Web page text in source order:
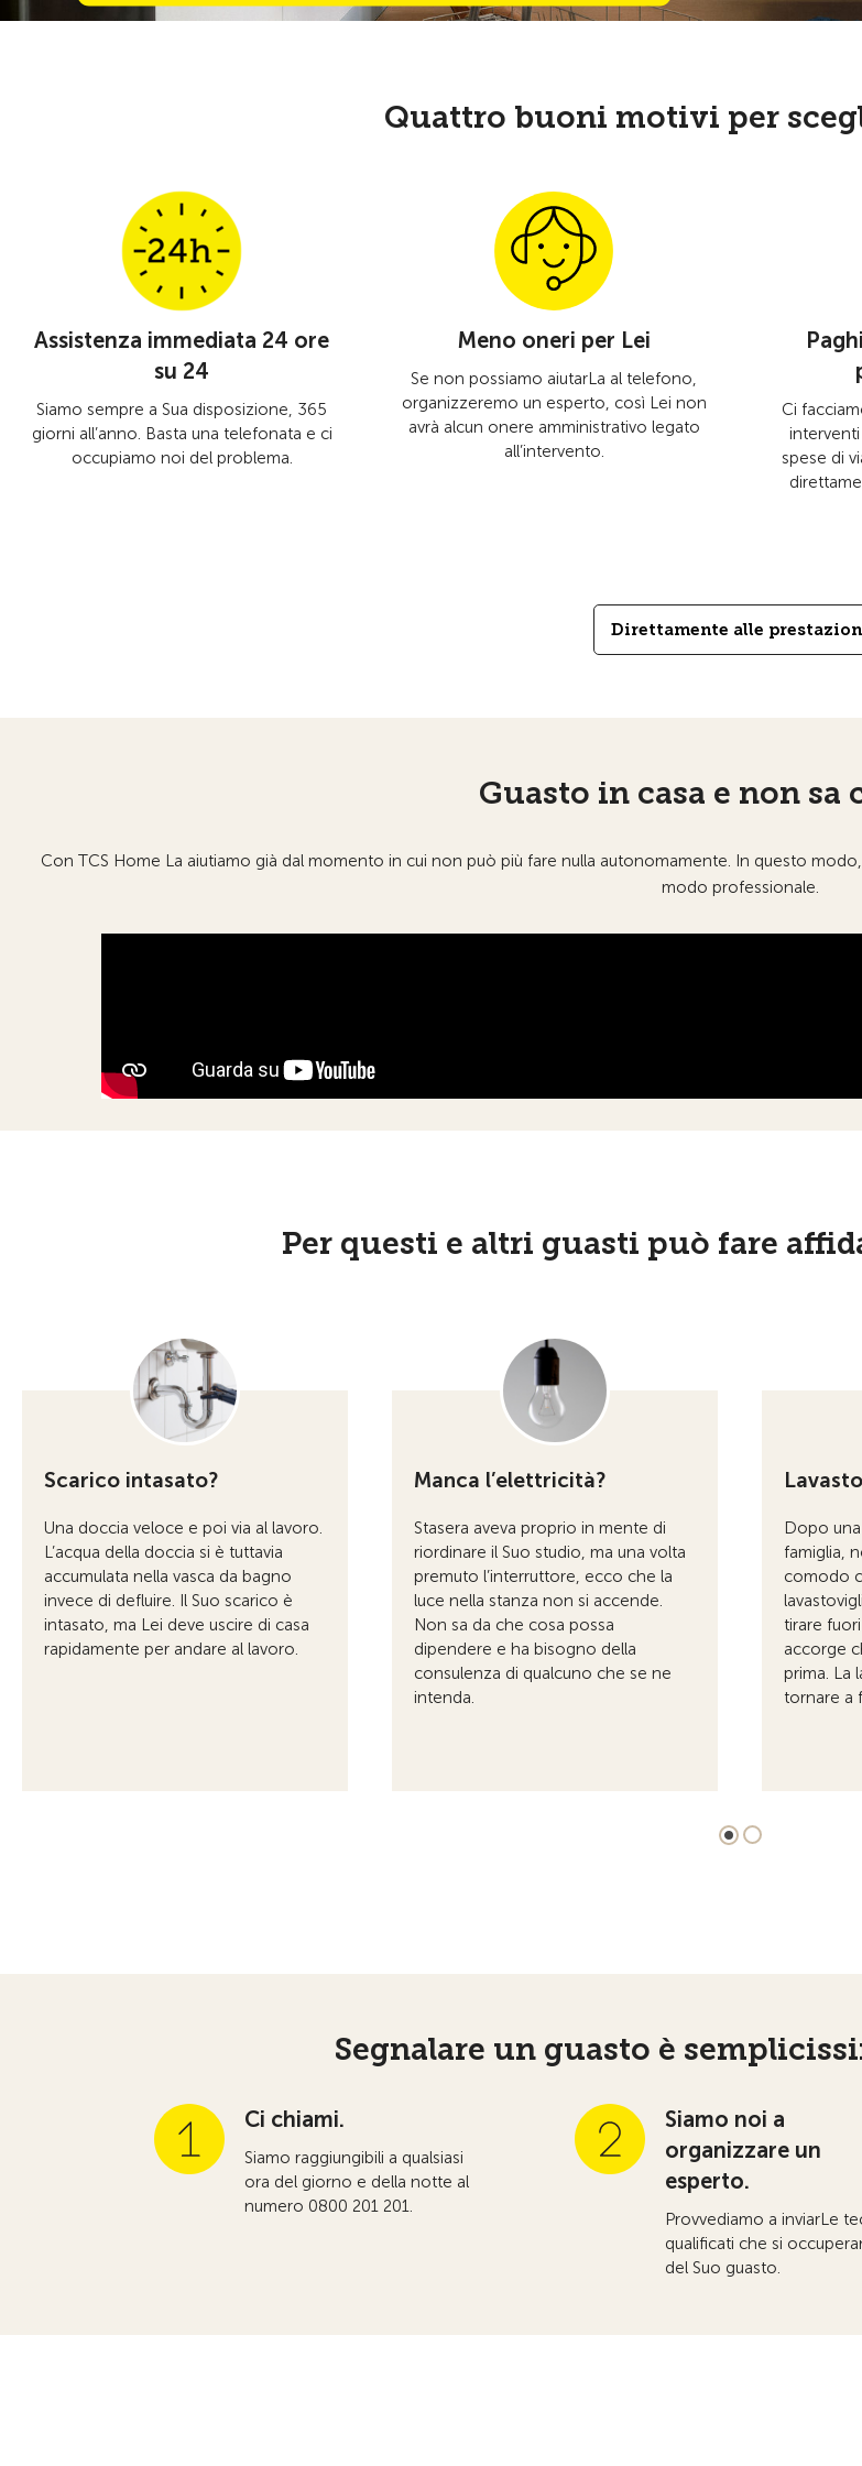
Quattro buoni motivi per
Assistenza immediata 24 ore
su 24
Siamo sempre a Sua disposizione, 365
giorni all’anno. Basta una telefonata e ci
occupiamo noi del problema.
Meno oneri per Lei
Se non possiamo aiutarLa al telefono,
organizzeremo un esperto, così Lei non
avrà alcun onere amministrativo legato
all’intervento.
Ci
interventi
spese di
Direttamente alle
Guasto in casa e non sa
Con TCS Home La aiutiamo già dal momento in cui non può più fare nulla autonomamente. In questo
modo professionale.
Per questi e altri guasti può fare
Scarico intasato?
Una doccia veloce e poi via al lavoro.
L’acqua della doccia si è tuttavia
accumulata nella vasca da bagno
invece di defluire. Il Suo scarico è
intasato, ma Lei deve uscire di casa
rapidamente per andare al lavoro.
Manca l’elettricità?
Stasera aveva proprio in mente di
riordinare il Suo studio, ma una volta
premuto l’interruttore, ecco che la
luce nella stanza non si accende.
Non sa da che cosa possa
dipendere e ha bisogno della
consulenza di qualcuno che se ne
intenda.
Dopo
famiglia,
comodo
tirare
accorge
prima. La
tornare a
Segnalare un guasto è
Ci chiami.
Siamo raggiungibili a qualsiasi
ora del giorno e della notte al
numero 0800 201 201.
Siamo noi a
organizzare un
esperto.
Provvediamo a inviarLe
qualificati che si
del Suo guasto.